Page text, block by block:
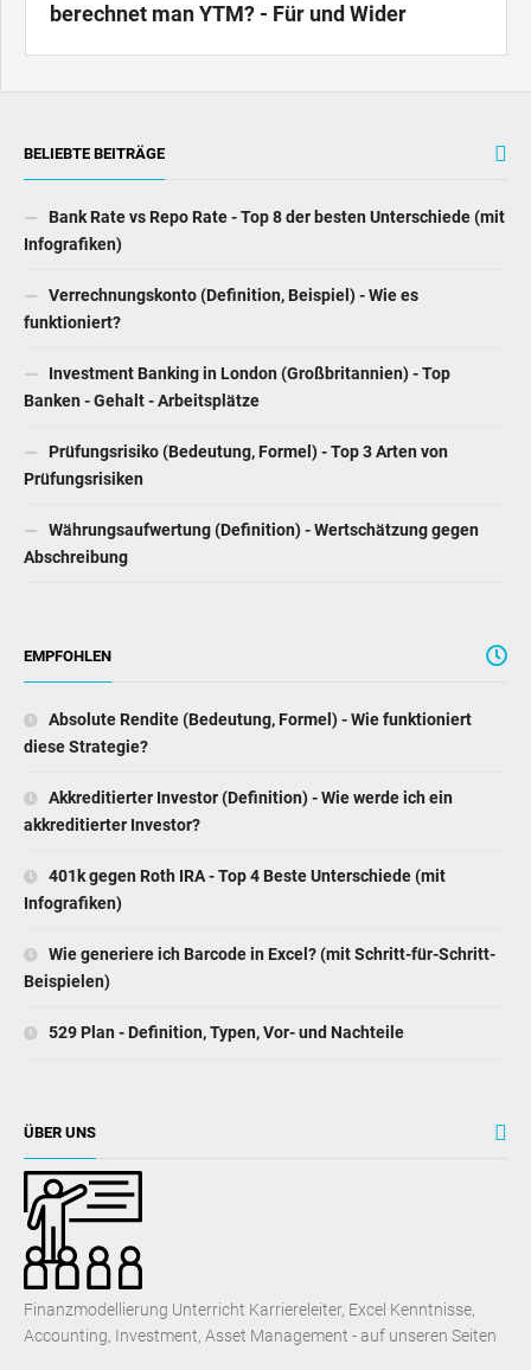
berechnet man YTM? - Für und Wider
BELIEBTE BEITRÄGE
Bank Rate vs Repo Rate - Top 8 der besten Unterschiede (mit
Infografiken)
Verrechnungskonto (Definition, Beispiel) - Wie es
funktioniert?
Investment Banking in London (Großbritannien) - Top
Banken - Gehalt - Arbeitsplätze
Prüfungsrisiko (Bedeutung, Formel) - Top 3 Arten von
Prüfungsrisiken
Währungsaufwertung (Definition) - Wertschätzung gegen
Abschreibung
EMPFOHLEN
Absolute Rendite (Bedeutung, Formel) - Wie funktioniert
diese Strategie?
Akkreditierter Investor (Definition) - Wie werde ich ein
akkreditierter Investor?
401k gegen Roth IRA - Top 4 Beste Unterschiede (mit
Infografiken)
Wie generiere ich Barcode in Excel? (mit Schritt-für-Schritt-
Beispielen)
529 Plan - Definition, Typen, Vor- und Nachteile
ÜBER UNS
Finanzmodellierung Unterricht Karriereleiter, Excel Kenntnisse,
Accounting, Investment, Asset Management - auf unseren Seiten